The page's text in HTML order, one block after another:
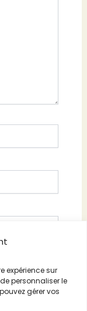
expérience sur
personnaliser le
gérer vos
et mon